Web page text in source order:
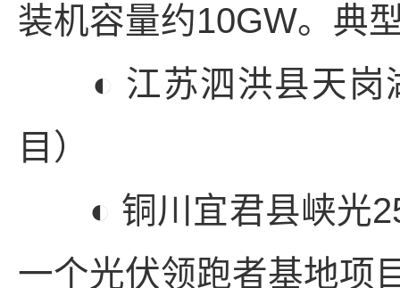
装机容量约10GW。典
◐ 江苏泗洪县天岗湖
目）
◐ 铜川宜君县峡光
一个光伏领跑者基地项